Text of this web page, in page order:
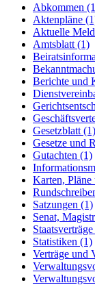
Abkommen
Aktenpläne
Aktuelle
Amtsblatt (1)
Berichte und
Gesetzblatt (1)
Gesetze und
Gutachten (1)
Karten, Pläne
Satzungen (1)
Senat,
Statistiken (1)
Verträge und